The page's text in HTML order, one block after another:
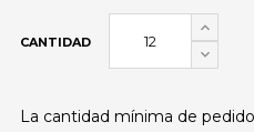
CANTIDAD
La cantidad mínima de